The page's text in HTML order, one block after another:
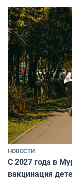
НОВОСТИ
С 2027 года в
вакцинация